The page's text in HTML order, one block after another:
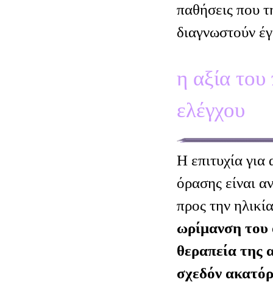
παθήσεις που
διαγνωστούν
η αξία του
ελέγχου
Η επιτυχία
όρασης είναι
προς την
ωρίμανση του
θεραπεία της
σχεδόν